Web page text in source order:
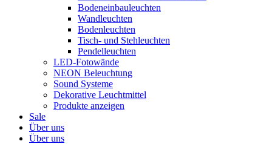
Bodeneinbauleuchten
Wandleuchten
Bodenleuchten
Tisch- und Stehleuchten
Pendelleuchten
LED-Fotowände
NEON Beleuchtung
Sound Systeme
Dekorative Leuchtmittel
Produkte anzeigen
Sale
Über uns
Über uns